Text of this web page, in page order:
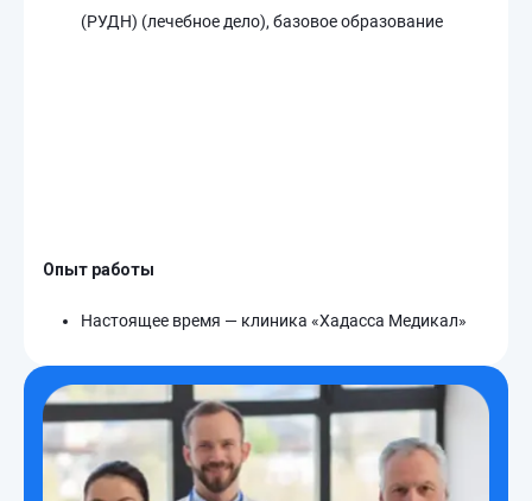
(РУДН) (лечебное дело), базовое образование
Опыт работы
Настоящее время — клиника «Хадасса Медикал»